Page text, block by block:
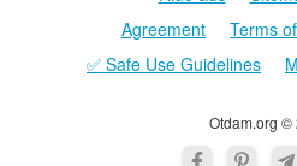
Otdam.org ©
Agreement
Terms
✅ Safe Use Guidelines